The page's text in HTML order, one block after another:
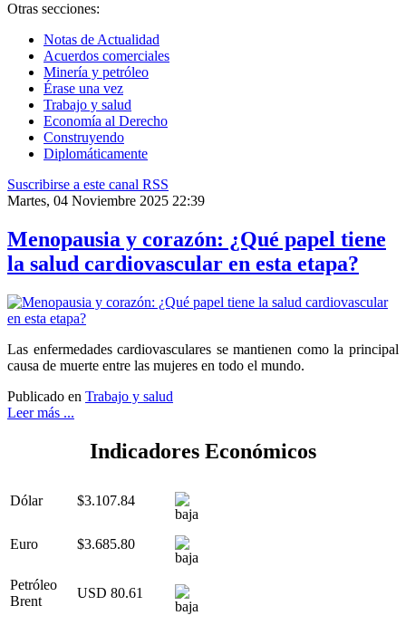
Otras secciones:
Notas de Actualidad
Acuerdos comerciales
Minería y petróleo
Érase una vez
Trabajo y salud
Economía al Derecho
Construyendo
Diplomáticamente
Suscribirse a este canal RSS
Martes, 04 Noviembre 2025 22:39
Menopausia y corazón: ¿Qué papel tiene
la salud cardiovascular en esta etapa?
Las enfermedades cardiovasculares se mantienen como la principal
causa de muerte entre las mujeres en todo el mundo.
Publicado en Trabajo y salud
Leer más ...
Indicadores Económicos
Dólar $3.107.84
Euro $3.685.80
Petróleo
Brent
USD 80.61